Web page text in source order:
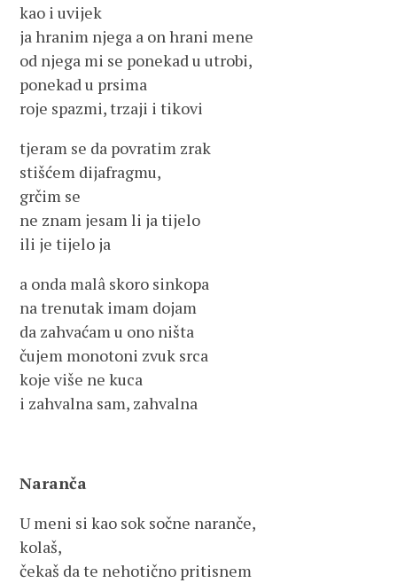
kao i uvijek
ja hranim njega a on hrani mene
od njega mi se ponekad u utrobi,
ponekad u prsima
roje spazmi, trzaji i tikovi
tjeram se da povratim zrak
stišćem dijafragmu,
grčim se
ne znam jesam li ja tijelo
ili je tijelo ja
a onda malâ skoro sinkopa
na trenutak imam dojam
da zahvaćam u ono ništa
čujem monotoni zvuk srca
koje više ne kuca
i zahvalna sam, zahvalna
Naranča
U meni si kao sok sočne naranče,
kolaš,
čekaš da te nehotično pritisnem